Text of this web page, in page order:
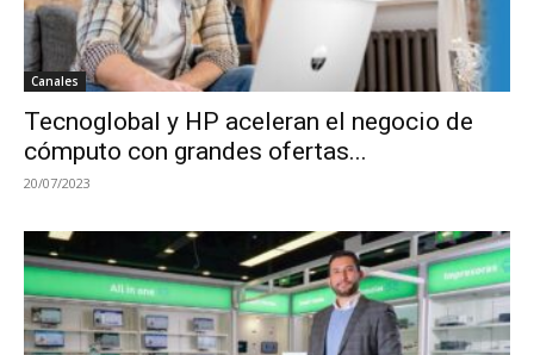
Canales
Tecnoglobal y HP aceleran el negocio de
cómputo con grandes ofertas...
20/07/2023